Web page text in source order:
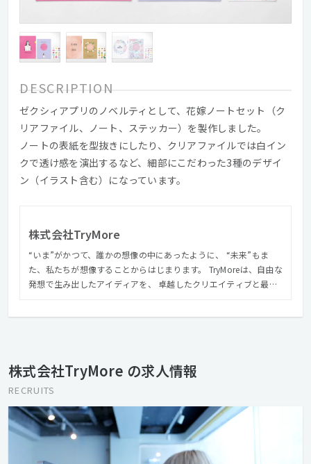
DESCRIPTION
ゼクシィアプリのノベルティとして、花嫁ノートセット（ク
リアファイル、ノート、ステッカー）を製作しました。
ノートの表紙を型抜きにしたり、クリアファイルでは白イン
クで透け感を演出するなど、細部にこだわった3種のデザイ
ン（イラスト含む）になっています。
株式会社TryMore
“いま”がかつて、誰かの想像の中にあったように、 “未来”もま
た、私たちが想像することからはじまります。 TryMoreは、自由な
発想で生み出したアイディアを、 卓越したクリエイティブと最先
株式会社TryMore の求人情報
RECRUITS